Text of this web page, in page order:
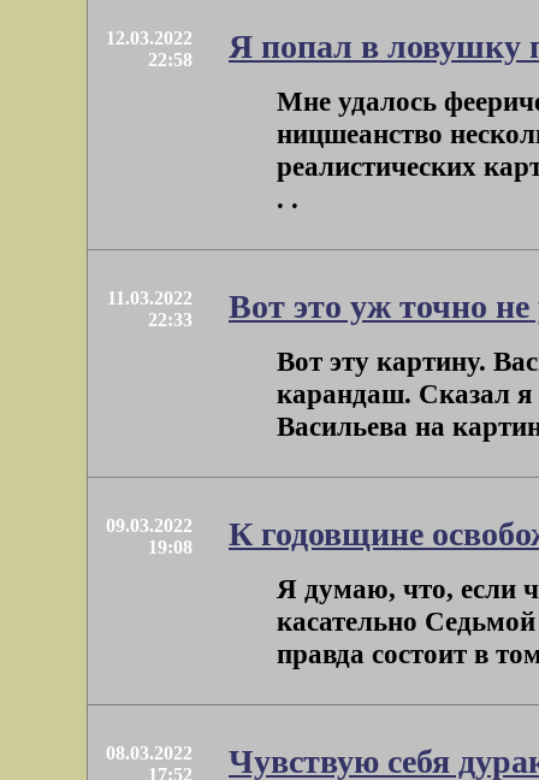
12.03.2022
22:58
Я попал в ловушку
Мне удалось
ницшеанство
реалистических
. .
11.03.2022
22:33
Вот это уж точно не
Вот эту картину.
карандаш. Сказал я
Васильева на
09.03.2022
19:08
К годовщине
Я думаю, что, если
касательно
правда состоит в
08.03.2022
17:52
Чувствую себя